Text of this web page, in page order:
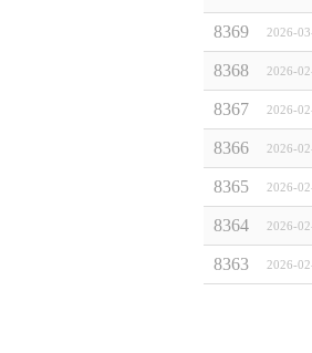
8369 2026-
8368 2026-
8367 2026-
8366 2026-
8365 2026-
8364 2026-
8363 2026-